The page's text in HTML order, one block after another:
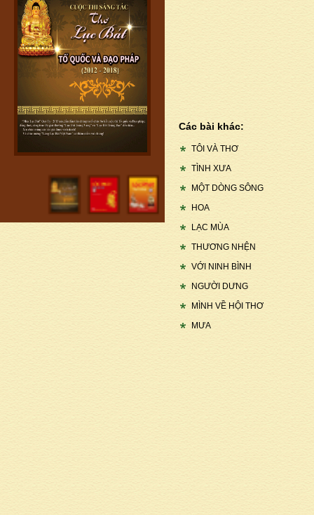
Các bài khác:
TÔI VÀ THƠ
TÌNH XƯA
MỘT DÒNG SÔNG
HOA
LẠC MÙA
THƯƠNG NHỆN
VỚI NINH BÌNH
NGƯỜI DƯNG
MÌNH VỀ HỘI THƠ
MƯA